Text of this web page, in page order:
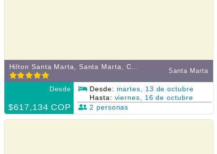
Santa Marta
Desde
$617,134 COP
Desde: martes, 13 de octubre
Hasta: viernes, 16 de octubre
2 personas